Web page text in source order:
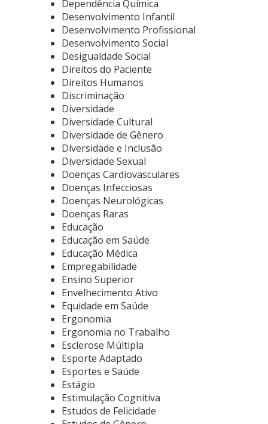
Dependência Química
Desenvolvimento Infantil
Desenvolvimento Profissional
Desenvolvimento Social
Desigualdade Social
Direitos do Paciente
Direitos Humanos
Discriminação
Diversidade
Diversidade Cultural
Diversidade de Gênero
Diversidade e Inclusão
Diversidade Sexual
Doenças Cardiovasculares
Doenças Infecciosas
Doenças Neurológicas
Doenças Raras
Educação
Educação em Saúde
Educação Médica
Empregabilidade
Ensino Superior
Envelhecimento Ativo
Equidade em Saúde
Ergonomia
Ergonomia no Trabalho
Esclerose Múltipla
Esporte Adaptado
Esportes e Saúde
Estágio
Estimulação Cognitiva
Estudos de Felicidade